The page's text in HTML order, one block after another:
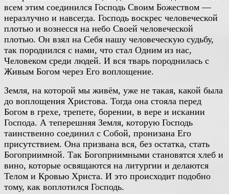
всем этим соединился Господь Своим Божеством —
неразлучно и навсегда. Господь воскрес человеческой
плотью и вознесся на небо Своей человеческой
плотью. Он взял на Себя нашу человеческую судьбу,
так породнился с нами, что стал Одним из нас,
Человеком среди людей. И вся тварь породнилась с
Живым Богом через Его воплощение.
Земля, на которой мы живём, уже не такая, какой была
до воплощения Христова. Тогда она стояла перед
Богом в грехе, трепете, борении, в вере и искании
Господа. А теперешняя Земля, которую Господь
таинственно соединил с Собой, пронизана Его
присутствием. Она призвана вся, без остатка, стать
Богоприимной. Так Богоприимными становятся хлеб и
вино, которые освящаются на литургии и делаются
Телом и Кровью Христа. И это происходит подобно
тому, как воплотился Господь.